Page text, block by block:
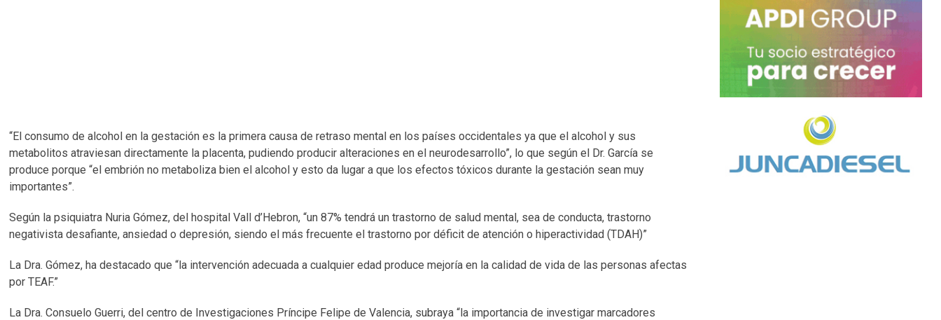
“El consumo de alcohol en la gestación es la primera causa de retraso mental en los países occidentales ya que el alcohol y sus
metabolitos atraviesan directamente la placenta, pudiendo producir alteraciones en el neurodesarrollo”, lo que según el Dr. García se
produce porque “el embrión no metaboliza bien el alcohol y esto da lugar a que los efectos tóxicos durante la gestación sean muy
importantes”.
Según la psiquiatra Nuria Gómez, del hospital Vall d’Hebron, “un 87% tendrá un trastorno de salud mental, sea de conducta, trastorno
negativista desafiante, ansiedad o depresión, siendo el más frecuente el trastorno por déficit de atención o hiperactividad (TDAH)”
La Dra. Gómez, ha destacado que “la intervención adecuada a cualquier edad produce mejoría en la calidad de vida de las personas afectas
por TEAF.”
La Dra. Consuelo Guerri, del centro de Investigaciones Príncipe Felipe de Valencia, subraya “la importancia de investigar marcadores